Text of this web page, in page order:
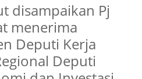
disampaikan Pj
menerima
Deputi Kerja
Deputi